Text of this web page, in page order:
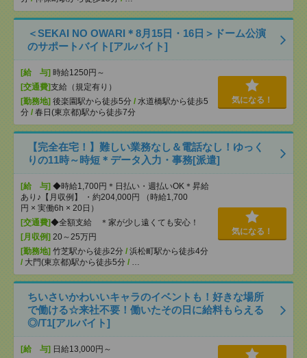
＜SEKAI NO OWARI＊8月15日・16日＞ドーム公演
のサポートバイト[アルバイト]
[給 与] 時給1250円～
[交通費]支給（規定有り）
[勤務地] 後楽園駅から徒歩5分 / 水道橋駅から徒歩5
分 / 春日(東京都)駅から徒歩7分
気になる！
【完全在宅！】難しい業務なし＆電話なし！ゆっく
りの11時～時短＊データ入力・事務[派遣]
[給 与] ◆時給1,700円＊日払い・週払いOK＊昇給
あり♪【月収例】 ・約204,000円 （時給1,700
円 × 実働6h × 20日）
[交通費]◆全額支給 ＊家が少し遠くても安心！
[月収例] 20～25万円
[勤務地] 竹芝駅から徒歩2分 / 浜松町駅から徒歩4分
/ 大門(東京都)駅から徒歩5分 / …
気になる！
ちいさいかわいいキャラのイベントも！好きな場所
で働ける☆来社不要！働いたその日に給料もらえる
◎/T1[アルバイト]
[給 与] 日給13,000円～